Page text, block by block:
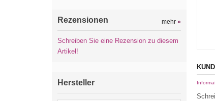
Rezensionen mehr »
Schreiben Sie eine Rezension zu diesem
Artikel!
Hersteller